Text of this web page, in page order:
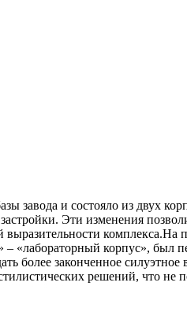
завода и состояло из двух
Эти изменения
– «лабораторный корпус»,
более законченное силуэтное
решений, что не